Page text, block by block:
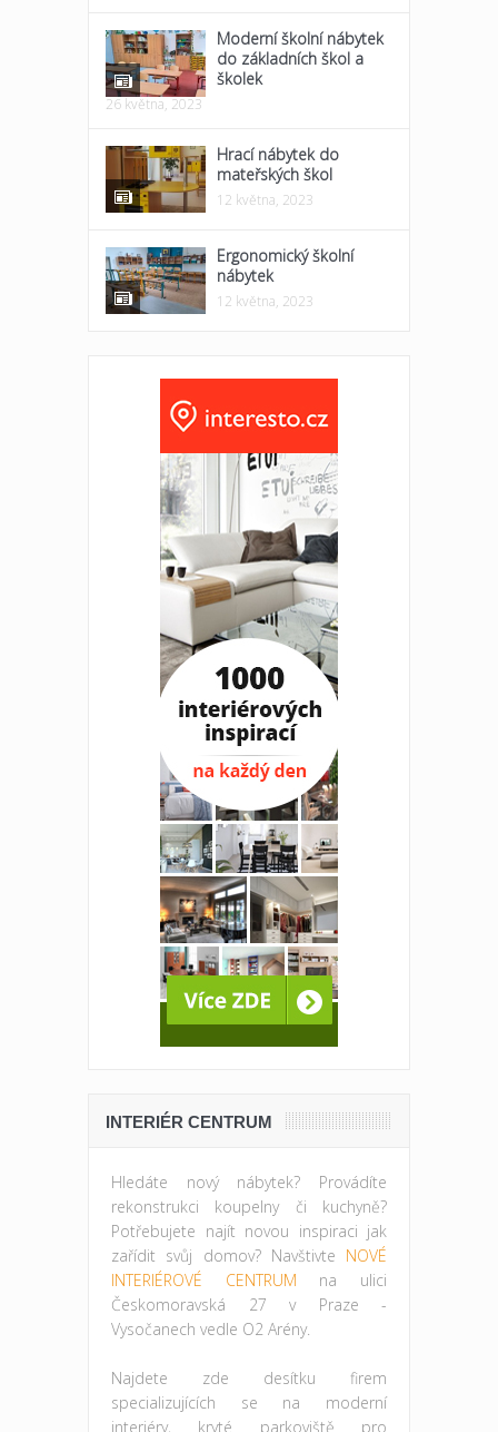
Moderní školní nábytek
do základních škol a
školek
26 května, 2023
Hrací nábytek do
mateřských škol
12 května, 2023
Ergonomický školní
nábytek
12 května, 2023
INTERIÉR CENTRUM
Hledáte nový nábytek? Provádíte
rekonstrukci koupelny či kuchyně?
Potřebujete najít novou inspiraci jak
zařídit svůj domov? Navštivte NOVÉ
INTERIÉROVÉ CENTRUM na ulici
Českomoravská 27 v Praze -
Vysočanech vedle O2 Arény.
Najdete zde desítku firem
specializujících se na moderní
interiéry, kryté parkoviště pro